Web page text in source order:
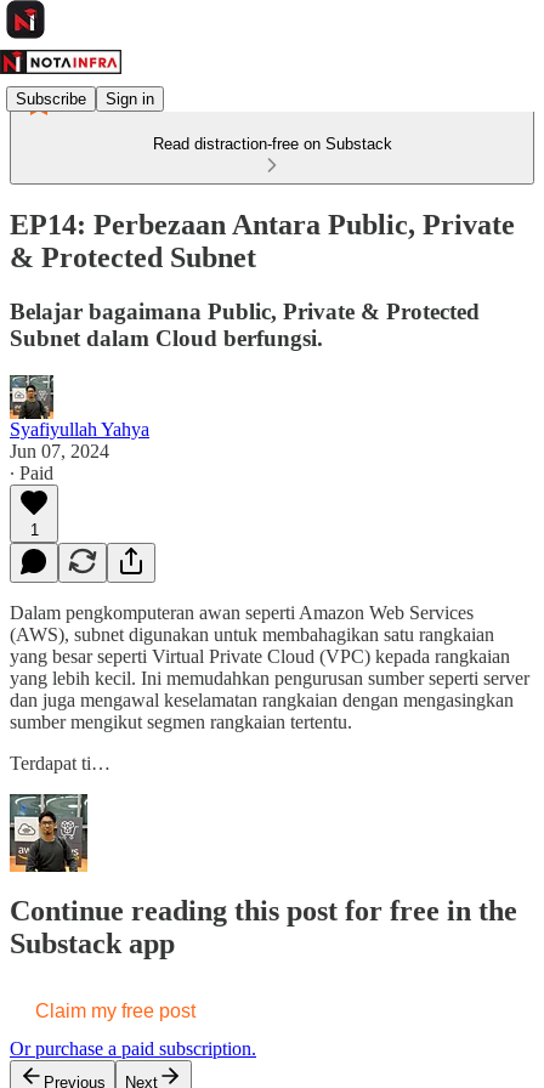
Subscribe Sign in
Read distraction-free on Substack
EP14: Perbezaan Antara Public, Private
& Protected Subnet
Belajar bagaimana Public, Private & Protected
Subnet dalam Cloud berfungsi.
Syafiyullah Yahya
Jun 07, 2024
∙ Paid
1
Dalam pengkomputeran awan seperti Amazon Web Services
(AWS), subnet digunakan untuk membahagikan satu rangkaian
yang besar seperti Virtual Private Cloud (VPC) kepada rangkaian
yang lebih kecil. Ini memudahkan pengurusan sumber seperti server
dan juga mengawal keselamatan rangkaian dengan mengasingkan
sumber mengikut segmen rangkaian tertentu.
Terdapat ti…
Continue reading this post for free in the
Substack app
Claim my free post
Or purchase a paid subscription.
Previous Next